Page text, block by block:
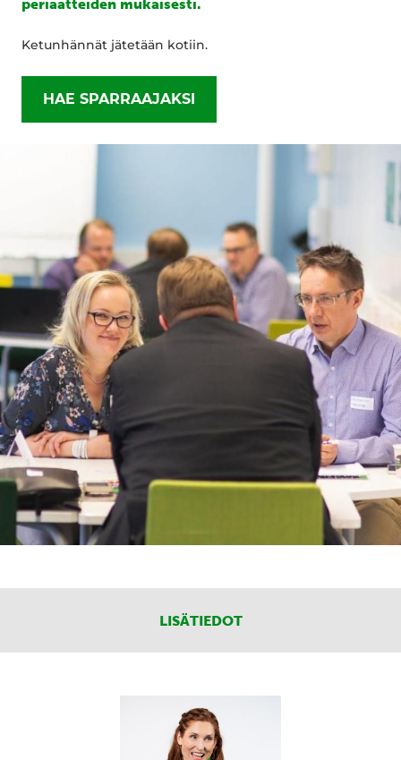
periaatteiden mukaisesti.
Ketunhännät jätetään kotiin.
HAE SPARRAAJAKSI
LISÄTIEDOT